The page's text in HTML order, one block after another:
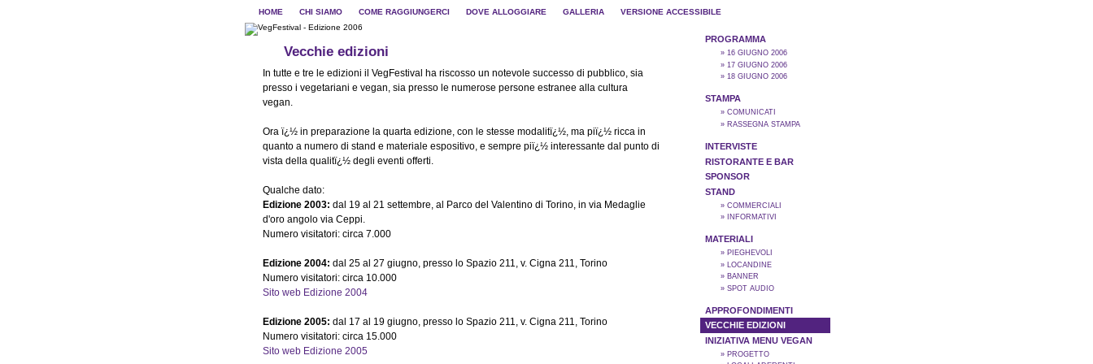
HOME CHI SIAMO COME RAGGIUNGERCI DOVE ALLOGGIARE GALLERIA VERSIONE ACCESSIBILE
PROGRAMMA
» 16 GIUGNO 2006
» 17 GIUGNO 2006
» 18 GIUGNO 2006
STAMPA
» COMUNICATI
» RASSEGNA STAMPA
INTERVISTE
RISTORANTE E BAR
SPONSOR
STAND
» COMMERCIALI
» INFORMATIVI
MATERIALI
» PIEGHEVOLI
» LOCANDINE
» BANNER
» SPOT AUDIO
APPROFONDIMENTI
VECCHIE EDIZIONI
INIZIATIVA MENU VEGAN
» PROGETTO
Vecchie edizioni
In tutte e tre le edizioni il VegFestival ha riscosso un notevole successo di pubblico, sia
presso i vegetariani e vegan, sia presso le numerose persone estranee alla cultura
vegan.
Ora ï¿½ in preparazione la quarta edizione, con le stesse modalitï¿½, ma piï¿½ ricca in
quanto a numero di stand e materiale espositivo, e sempre piï¿½ interessante dal punto di
vista della qualitï¿½ degli eventi offerti.
Qualche dato:
Edizione 2003: dal 19 al 21 settembre, al Parco del Valentino di Torino, in via Medaglie
d'oro angolo via Ceppi.
Numero visitatori: circa 7.000
Edizione 2004: dal 25 al 27 giugno, presso lo Spazio 211, v. Cigna 211, Torino
Numero visitatori: circa 10.000
Sito web Edizione 2004
Edizione 2005: dal 17 al 19 giugno, presso lo Spazio 211, v. Cigna 211, Torino
Numero visitatori: circa 15.000
Sito web Edizione 2005